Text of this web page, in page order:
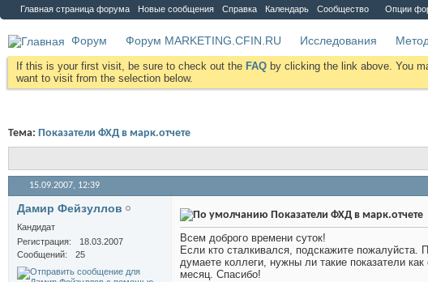
Главная страница форума Новые сообщения Справка Календарь Сообщество Опции
Форум Форум MARKETING.CFIN.RU Исследования
If this is your first visit, be sure to check out the FAQ by clicking the link above. You
want to visit from the selection below.
Тема: Показатели ФХД в марк.отчете
15.09.2007, 12:39
Дамир Фейзуллов
Кандидат
Регистрация
18.03.2007
Сообщений
25
Показатели ФХД в марк.отчете
Всем доброго времени суток!
Если кто сталкивался, подскажите
думаете коллеги, нужны ли такие показатели
месяц. Спасибо!